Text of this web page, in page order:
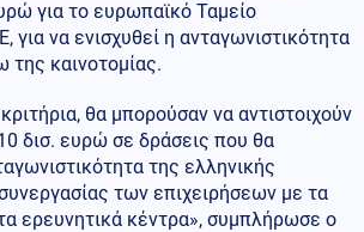
για το ευρωπαϊκό Ταμείο
για να ενισχυθεί η ανταγωνιστικότητα
καινοτομίας.
θα μπορούσαν να αντιστοιχούν
δισ. ευρώ σε δράσεις που θα
της ελληνικής
των επιχειρήσεων με τα
ερευνητικά κέντρα», συμπλήρωσε ο